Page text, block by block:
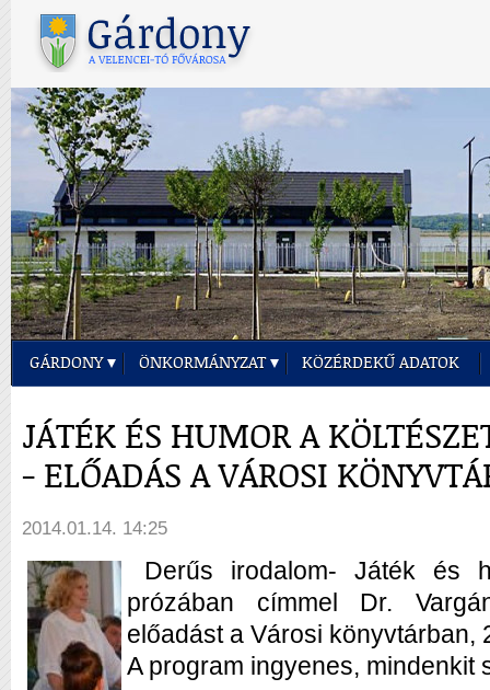
GÁRDONY ÖNKORMÁNYZAT KÖZÉRDEKŰ ADATOK
JÁTÉK ÉS HUMOR A
- ELŐADÁS A VÁROSI
2014.01.14. 14:25
Derűs irodalom- Játék és
prózában címmel Dr.
előadást a Városi könyvtárban,
A program ingyenes, mindenkit